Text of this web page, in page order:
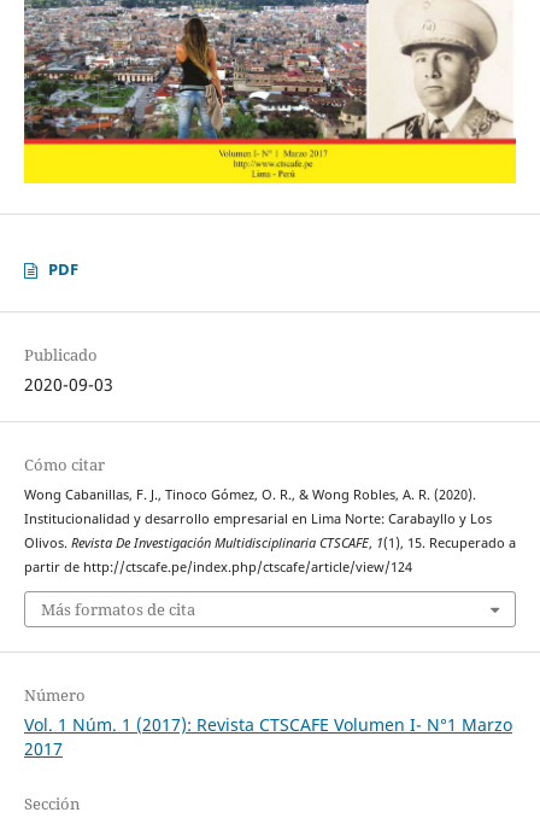
PDF
Publicado
2020-09-03
Cómo citar
Wong Cabanillas, F. J., Tinoco Gómez, O. R., & Wong Robles, A. R. (2020).
Institucionalidad y desarrollo empresarial en Lima Norte: Carabayllo y Los
Olivos. Revista De Investigación Multidisciplinaria CTSCAFE, 1(1), 15. Recuperado a
partir de http://ctscafe.pe/index.php/ctscafe/article/view/124
Más formatos de cita
Número
Vol. 1 Núm. 1 (2017): Revista CTSCAFE Volumen I- N°1 Marzo
2017
Sección